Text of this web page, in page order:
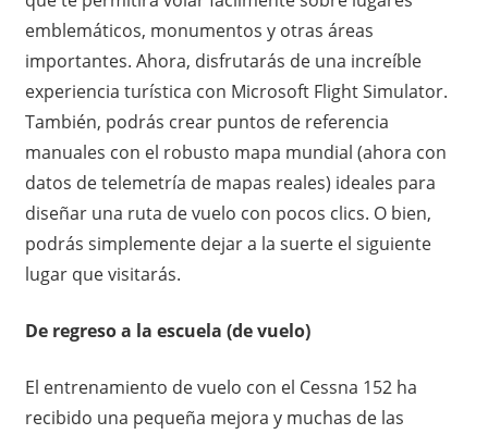
emblemáticos, monumentos y otras áreas
importantes. Ahora, disfrutarás de una increíble
experiencia turística con Microsoft Flight Simulator.
También, podrás crear puntos de referencia
manuales con el robusto mapa mundial (ahora con
datos de telemetría de mapas reales) ideales para
diseñar una ruta de vuelo con pocos clics. O bien,
podrás simplemente dejar a la suerte el siguiente
lugar que visitarás.
De regreso a la escuela (de vuelo)
El entrenamiento de vuelo con el Cessna 152 ha
recibido una pequeña mejora y muchas de las